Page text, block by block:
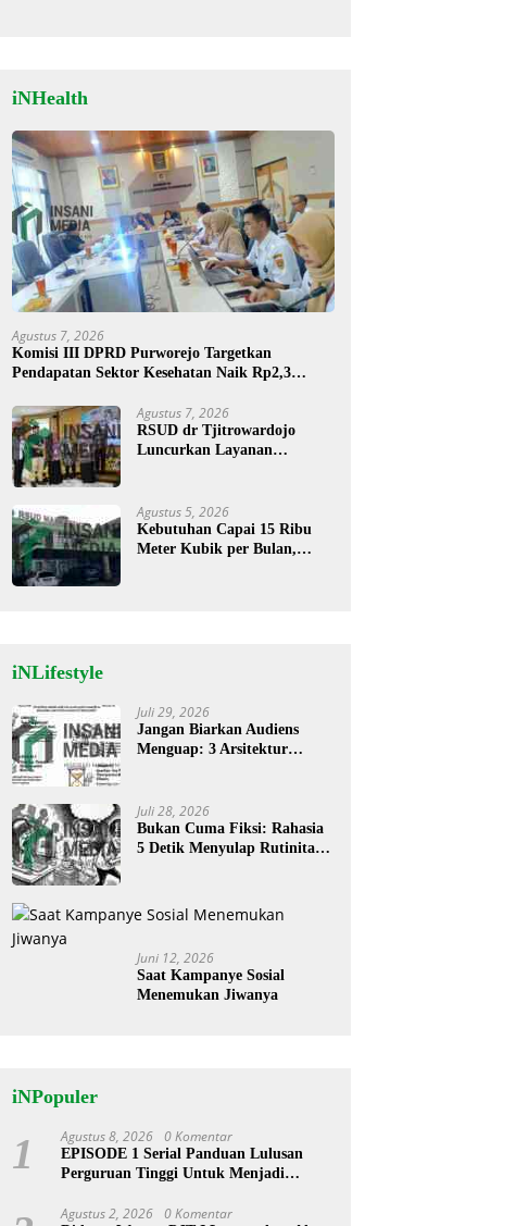
iNHealth
Agustus 7, 2026
Komisi III DPRD Purworejo Targetkan
Pendapatan Sektor Kesehatan Naik Rp2,3
Agustus 7, 2026
RSUD dr Tjitrowardojo
Luncurkan Layanan
Agustus 5, 2026
Kebutuhan Capai 15 Ribu
Meter Kubik per Bulan,
iNLifestyle
Juli 29, 2026
Jangan Biarkan Audiens
Menguap: 3 Arsitektur
Juli 28, 2026
Bukan Cuma Fiksi: Rahasia
5 Detik Menyulap Rutinitas
Juni 12, 2026
Saat Kampanye Sosial
Menemukan Jiwanya
iNPopuler
1 Agustus 8, 2026 0 Komentar
EPISODE 1 Serial Panduan Lulusan
Perguruan Tinggi Untuk Menjadi
Agustus 2, 2026 0 Komentar